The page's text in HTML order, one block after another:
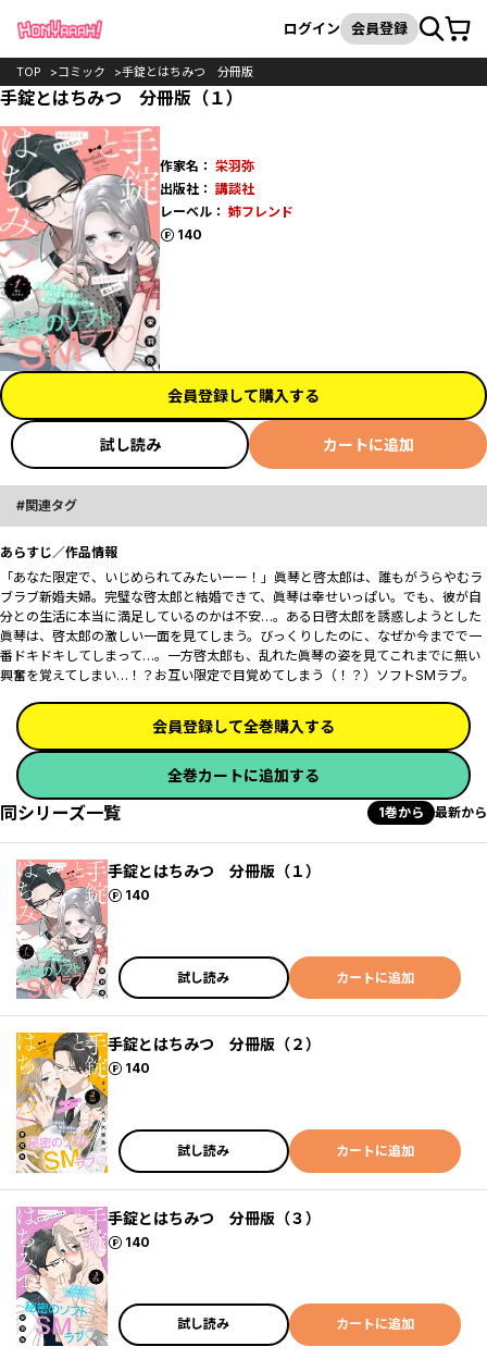
検索
ログイン 会員登録カート
TOP コミック 手錠とはちみつ 分冊版
手錠とはちみつ 分冊版（１）
作家名： 栄羽弥
出版社： 講談社
レーベル： 姉フレンド
140
ポイント
会員登録して購入する
試し読み カートに追加
関連タグ
あらすじ／作品情報
「あなた限定で、いじめられてみたいーー！」眞琴と啓太郎は、誰もがうらやむラ
ブラブ新婚夫婦。完璧な啓太郎と結婚できて、眞琴は幸せいっぱい。でも、彼が自
分との生活に本当に満足しているのかは不安…。ある日啓太郎を誘惑しようとした
眞琴は、啓太郎の激しい一面を見てしまう。びっくりしたのに、なぜか今までで一
番ドキドキしてしまって…。一方啓太郎も、乱れた眞琴の姿を見てこれまでに無い
興奮を覚えてしまい…！？お互い限定で目覚めてしまう（！？）ソフトSMラブ。
会員登録して全巻購入する
全巻カートに追加する
同シリーズ一覧 1巻から 最新から
手錠とはちみつ 分冊版（１）
140
ポイント
試し読み カートに追加
手錠とはちみつ 分冊版（２）
140
ポイント
試し読み カートに追加
手錠とはちみつ 分冊版（３）
140
ポイント
試し読み カートに追加